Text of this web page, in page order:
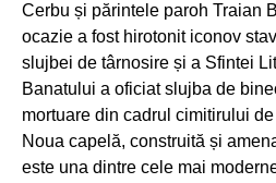
Cerbu și părintele paroh Traian
ocazie a fost hirotonit iconov
slujbei de târnosire și a Sfintei
Banatului a oficiat slujba de
mortuare din cadrul cimitirului
Noua capelă, construită și
este una dintre cele mai